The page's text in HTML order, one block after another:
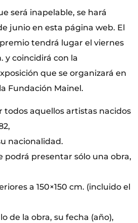
será inapelable, se hará
junio en esta página web. El
tendrá lugar el viernes
y coincidirá con la
que se organizará en
Fundación Mainel.
todos aquellos artistas nacidos
nacionalidad.
podrá presentar sólo una obra,
a 150×150 cm. (incluido el
de la obra, su fecha (año),